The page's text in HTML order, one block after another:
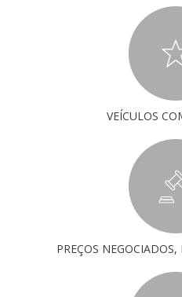
VEÍCULOS
PREÇOS